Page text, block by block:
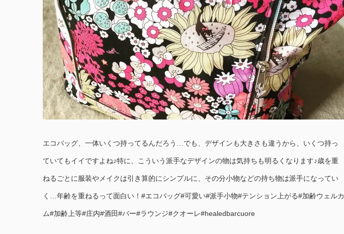
エコバッグ、一体いくつ持ってるんだろう…でも、デザインも大きさも違うから、いくつ持っ
ていてもイイですよね♪特に、こういう派手なデザインの物は気持ちも明るくなります♪歳を重
ねるごとに服装やメイクは引き算的にシンプルに、その分小物などの持ち物は派手になってい
く…年齢を重ねるって面白い！#エコバッグ#可愛い#派手小物#テンション上がる#加齢ウェルカ
ム#加齢上等#庄内#酒田#バー#ラウンジ#クオーレ#healedbarcuore